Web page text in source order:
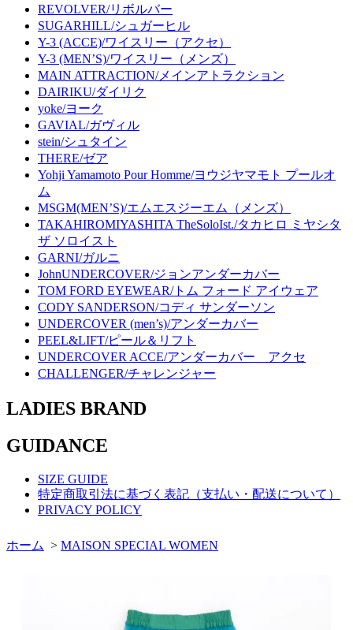
REVOLVER/リボルバー
SUGARHILL/シュガーヒル
Y-3 (ACCE)/ワイスリー（アクセ）
Y-3 (MEN’S)/ワイスリー（メンズ）
MAIN ATTRACTION/メインアトラクション
DAIRIKU/ダイリク
yoke/ヨーク
GAVIAL/ガヴィル
stein/シュタイン
THERE/ゼア
Yohji Yamamoto Pour Homme/ヨウジヤマモト プールオ
ム
MSGM(MEN’S)/エムエスジーエム（メンズ）
TAKAHIROMIYASHITA TheSoloIst./タカヒロ ミヤシタ
ザ ソロイスト
GARNI/ガルニ
JohnUNDERCOVER/ジョンアンダーカバー
TOM FORD EYEWEAR/トム フォード アイウェア
CODY SANDERSON/コディ サンダーソン
UNDERCOVER (men’s)/アンダーカバー
PEEL&LIFT/ピール＆リフト
UNDERCOVER ACCE/アンダーカバー アクセ
CHALLENGER/チャレンジャー
LADIES BRAND
GUIDANCE
SIZE GUIDE
特定商取引法に基づく表記（支払い・配送について）
PRIVACY POLICY
ホーム > MAISON SPECIAL WOMEN